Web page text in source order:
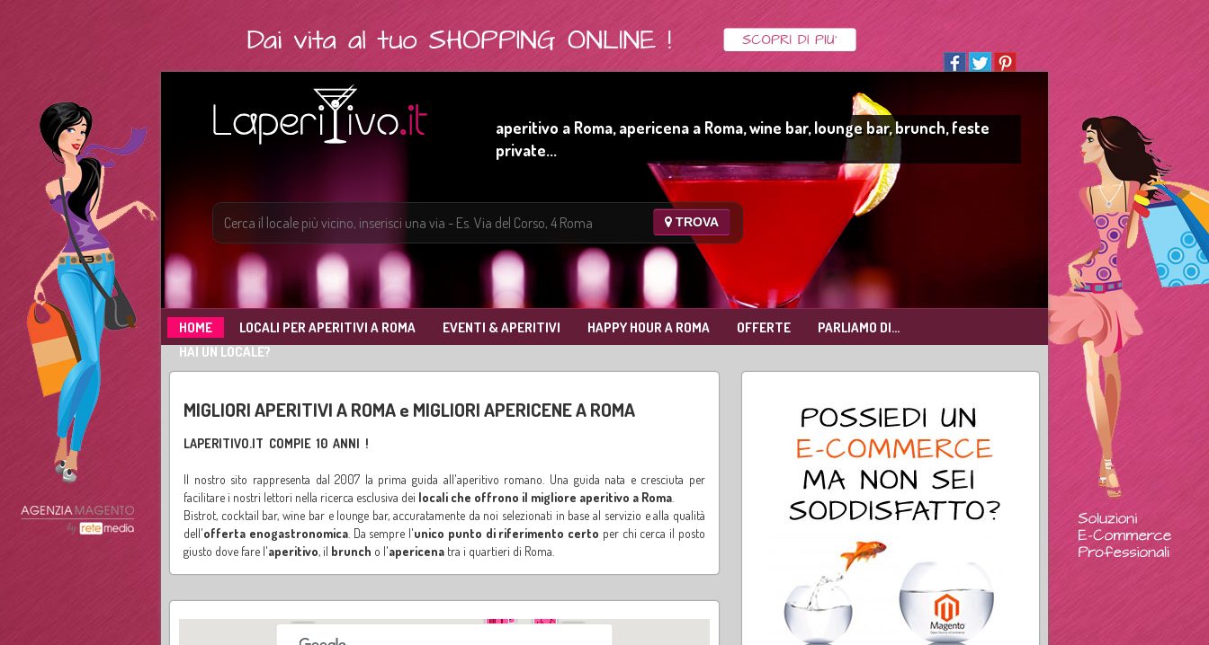
aperitivo a Roma, apericena a Roma, wine bar, lounge bar, brunch, feste
private...
TROVA
HOME LOCALI PER APERITIVI A ROMA EVENTI & APERITIVI HAPPY HOUR A ROMA OFFERTE
PARLIAMO DI...
HAI UN LOCALE?
MIGLIORI APERITIVI A ROMA e MIGLIORI APERICENE A ROMA
LAPERITIVO.IT COMPIE 10 ANNI !
Il nostro sito rappresenta dal 2007 la prima guida all'aperitivo romano. Una guida nata e cresciuta per
facilitare i nostri lettori nella ricerca esclusiva dei locali che offrono il migliore aperitivo a Roma
Bistrot, cocktail bar, wine bar e lounge bar, accuratamente da noi selezionati in base al servizio e alla qualità
dell'offerta enogastronomica. Da sempre l'unico punto di riferimento certo per chi cerca il posto
giusto dove fare l'aperitivo, il brunch o l'apericena tra i quartieri di Roma.